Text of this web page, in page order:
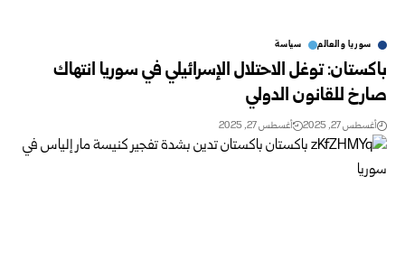
سوريا والعالم سياسة
باكستان: توغل الاحتلال الإسرائيلي في سوريا انتهاك
صارخ للقانون الدولي
أغسطس 27, 2025 أغسطس 27, 2025